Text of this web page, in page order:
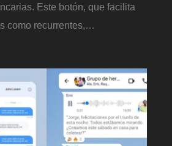
Este botón, que facilita
como recurrentes,…